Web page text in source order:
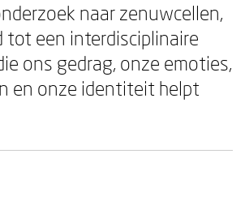
naar zenuwcellen,
tot een interdisciplinaire
ons gedrag, onze emoties,
en onze identiteit helpt